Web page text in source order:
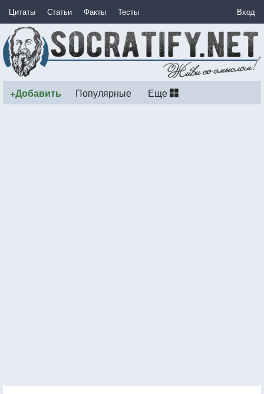
Цитаты Статьи Факты Тесты Вход
+Добавить Популярные Еще